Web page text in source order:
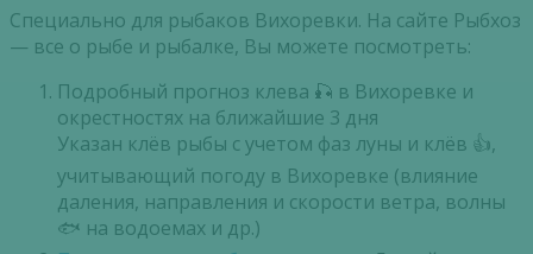
Специально для рыбаков Вихоревки. На сайте Рыбхоз
— все о рыбе и рыбалке, Вы можете посмотреть:
Подробный прогноз клева 🎣 в Вихоревке и
окрестностях на ближайшие 3 дня
Указан клёв рыбы с учетом фаз луны и клёв 👍,
учитывающий погоду в Вихоревке (влияние
даления, направления и скорости ветра, волны
🐟 на водоемах и др.)